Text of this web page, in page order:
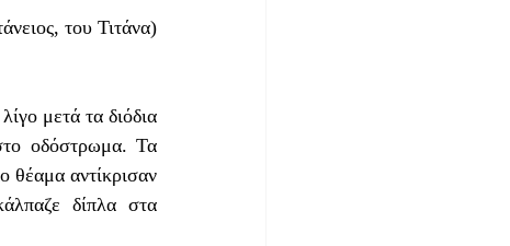
οδόστρωμα. Τα
θέαμα αντίκρισαν
δίπλα στα